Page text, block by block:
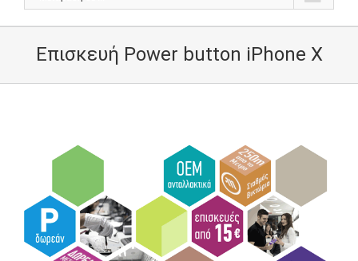
Επισκευή Power button iPhone X